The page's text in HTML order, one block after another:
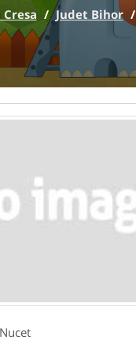
/ Judet Bihor /